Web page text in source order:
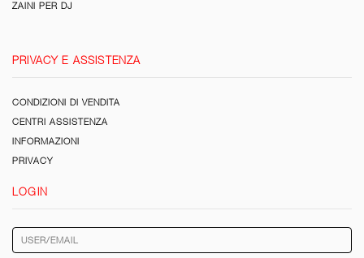
ZAINI PER DJ
PRIVACY E ASSISTENZA
CONDIZIONI DI VENDITA
CENTRI ASSISTENZA
INFORMAZIONI
PRIVACY
LOGIN